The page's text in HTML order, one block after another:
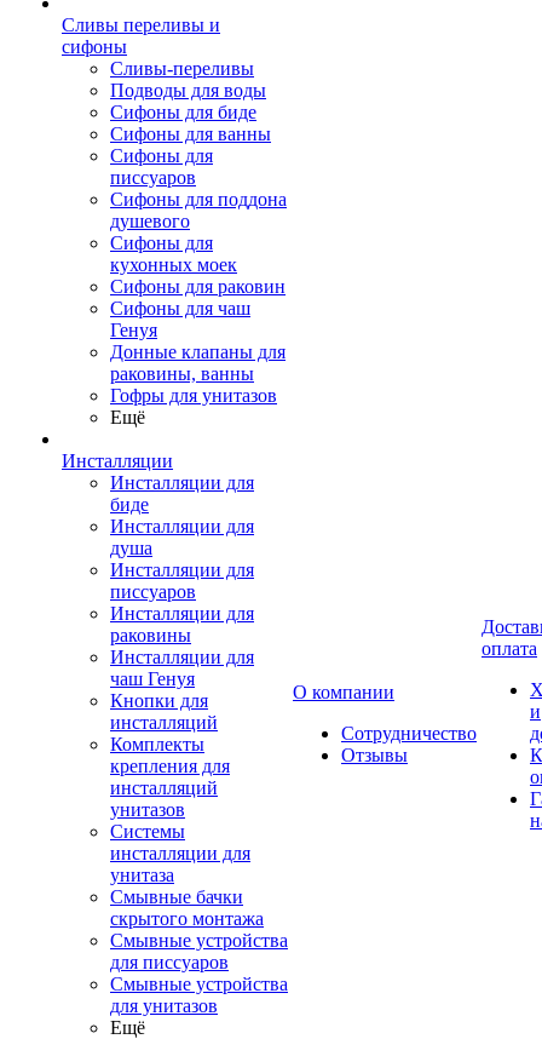
Сливы переливы и
сифоны
Сливы-переливы
Подводы для воды
Сифоны для биде
Сифоны для ванны
Сифоны для
писсуаров
Сифоны для поддона
душевого
Сифоны для
кухонных моек
Сифоны для раковин
Сифоны для чаш
Генуя
Донные клапаны для
раковины, ванны
Гофры для унитазов
Ещё
Инсталляции
Инсталляции для
биде
Инсталляции для
душа
Инсталляции для
писсуаров
Инсталляции для
раковины
Инсталляции для
чаш Генуя
Кнопки для
инсталляций
Комплекты
крепления для
инсталляций
унитазов
Системы
инсталляции для
унитаза
Смывные бачки
скрытого монтажа
Смывные устройства
для писсуаров
Смывные устройства
для унитазов
Ещё
О компании
Сотрудничество
Отзывы
оплата
и